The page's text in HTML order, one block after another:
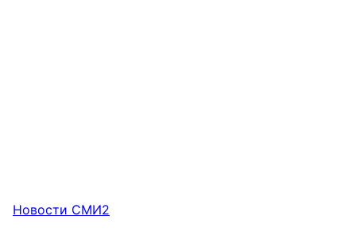
Новости СМИ2